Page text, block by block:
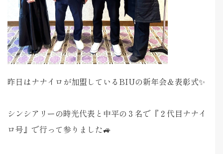
昨日はナナイロが加盟しているBIUの新年会＆表彰式✨
シンシアリーの時光代表と中平の３名で『２代目ナナイ
ロ号』で行って参りました🚙